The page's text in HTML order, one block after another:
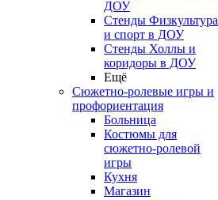
ДОУ
Стенды Физкультура
и спорт в ДОУ
Стенды Холлы и
коридоры в ДОУ
Ещё
Сюжетно-ролевые игры и
профориентация
Больница
Костюмы для
сюжетно-ролевой
игры
Кухня
Магазин